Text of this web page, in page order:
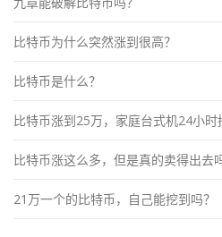
比特币为什么突然涨到很高？
比特币是什么？
比特币涨到25万，家庭台式机24小时
比特币涨这么多，但是真的卖得出去
21万一个的比特币，自己能挖到吗？